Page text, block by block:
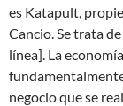
es Katapult,
Cancio. Se trata
línea]. La
negocio que se